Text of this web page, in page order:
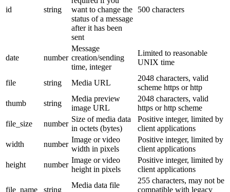
id string
want to change the
status of a message
after it has been
sent
500 characters
date number
Message
creation/sending
time, integer
Limited to reasonable
UNIX time
file string Media URL
2048 characters, valid
scheme https or http
thumb
string
Media preview
image URL
2048 characters, valid
https or http scheme
file_size
number
Size of media data
in octets (bytes)
Positive integer, limited by
client applications
width
number
Image or video
width in pixels
Positive integer, limited by
client applications
height
number
Image or video
height in pixels
Positive integer, limited by
client applications
file_name string
Media data file
255 characters, may not be
compatible with legacy